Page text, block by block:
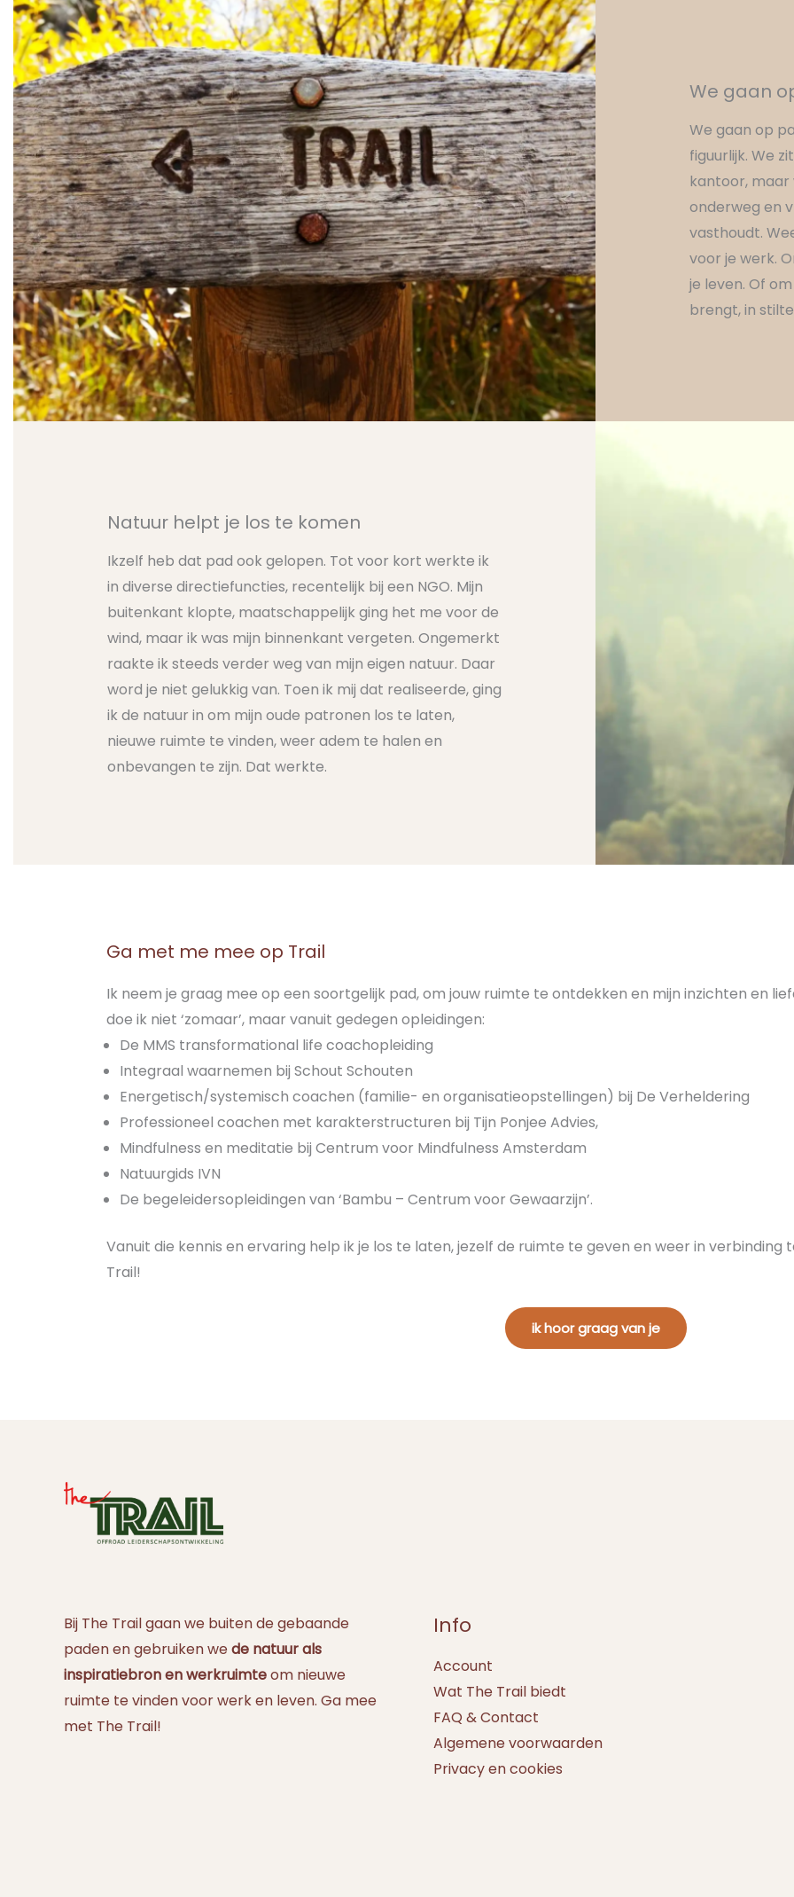
We gaan
We gaan op
figuurlijk. We
kantoor, maar
onderweg en
vasthoudt.
voor je werk.
je leven. Of
brengt, in
Natuur helpt je los te komen
Ikzelf heb dat pad ook gelopen. Tot voor kort werkte ik
in diverse directiefuncties, recentelijk bij een NGO. Mijn
buitenkant klopte, maatschappelijk ging het me voor de
wind, maar ik was mijn binnenkant vergeten. Ongemerkt
raakte ik steeds verder weg van mijn eigen natuur. Daar
word je niet gelukkig van. Toen ik mij dat realiseerde, ging
ik de natuur in om mijn oude patronen los te laten,
nieuwe ruimte te vinden, weer adem te halen en
onbevangen te zijn. Dat werkte.
Ga met me mee op Trail
Ik neem je graag mee op een soortgelijk pad, om jouw ruimte te ontdekken en mijn inzichten en
doe ik niet ‘zomaar’, maar vanuit gedegen opleidingen:
De MMS transformational life coachopleiding
Integraal waarnemen bij Schout Schouten
Energetisch/systemisch coachen (familie- en organisatieopstellingen) bij De Verheldering
Professioneel coachen met karakterstructuren bij Tijn Ponjee Advies,
Mindfulness en meditatie bij Centrum voor Mindfulness Amsterdam
Natuurgids IVN
De begeleidersopleidingen van ‘Bambu – Centrum voor Gewaarzijn’.
Vanuit die kennis en ervaring help ik je los te laten, jezelf de ruimte te geven en weer in
Trail!
ik hoor graag van je
Bij The Trail gaan we buiten de gebaande
paden en gebruiken wede natuur als
inspiratiebron en werkruimteom nieuwe
ruimte te vinden voor werk en leven. Ga mee
met The Trail!
Info
Account
Wat The Trail biedt
FAQ & Contact
Algemene voorwaarden
Privacy en cookies